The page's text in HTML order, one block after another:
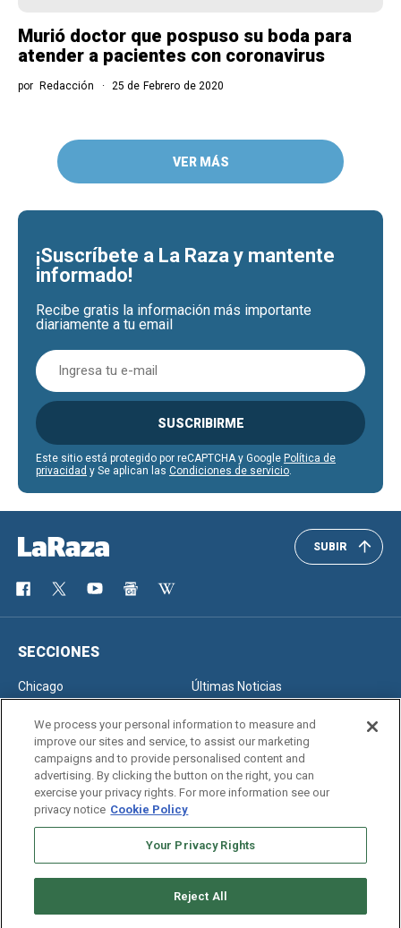
Murió doctor que pospuso su boda para
atender a pacientes con coronavirus
por Redacción 25 de Febrero de 2020
VER MÁS
¡Suscríbete a La Raza y mantente
informado!
Recibe gratis la información más importante
diariamente a tu email
SUSCRIBIRME
Este sitio está protegido por reCAPTCHA y Google Política de
privacidad y Se aplican las Condiciones de servicio.
SUBIR
SECCIONES
Chicago
Últimas Noticias
SERVICIOS
Newsletter
Edición Impresa
We process your personal information to measure and
improve our sites and service, to assist our marketing
campaigns and to provide personalised content and
advertising. By clicking the button on the right, you can
exercise your privacy rights. For more information see our
privacy notice Cookie Policy
Your Privacy Rights
Reject All